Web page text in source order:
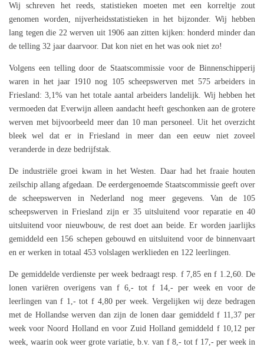
Wij schreven het reeds, statistieken moeten met een korreltje zout
genomen worden, nijverheidsstatistieken in het bijzonder. Wij hebben
lang tegen die 22 werven uit 1906 aan zitten kijken: honderd minder dan
de telling 32 jaar daarvoor. Dat kon niet en het was ook niet zo!
Volgens een telling door de Staatscommissie voor de Binnenschipperij
waren in het jaar 1910 nog 105 scheepswerven met 575 arbeiders in
Friesland: 3,1% van het totale aantal arbeiders landelijk. Wij hebben het
vermoeden dat Everwijn alleen aandacht heeft geschonken aan de grotere
werven met bijvoorbeeld meer dan 10 man personeel. Uit het overzicht
bleek wel dat er in Friesland in meer dan een eeuw niet zoveel
veranderde in deze bedrijfstak.
De industriële groei kwam in het Westen. Daar had het fraaie houten
zeilschip allang afgedaan. De eerdergenoemde Staatscommissie geeft over
de scheepswerven in Nederland nog meer gegevens. Van de 105
scheepswerven in Friesland zijn er 35 uitsluitend voor reparatie en 40
uitsluitend voor nieuwbouw, de rest doet aan beide. Er worden jaarlijks
gemiddeld een 156 schepen gebouwd en uitsluitend voor de binnenvaart
en er werken in totaal 453 volslagen werklieden en 122 leerlingen.
De gemiddelde verdienste per week bedraagt resp. f 7,85 en f 1.2,60. De
lonen variëren overigens van f 6,- tot f 14,- per week en voor de
leerlingen van f 1,- tot f 4,80 per week. Vergelijken wij deze bedragen
met de Hollandse werven dan zijn de lonen daar gemiddeld f 11,37 per
week voor Noord Holland en voor Zuid Holland gemiddeld f 10,12 per
week, waarin ook weer grote variatie, b.v. van f 8,- tot f 17,- per week in